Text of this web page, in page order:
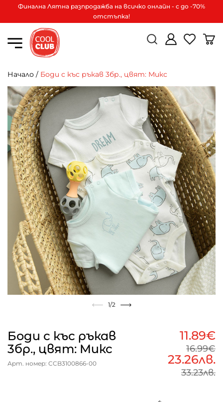
Финална Лятна разпродажба на всичко онлайн - с до -70%
отстъпка!
Начало / Боди с къс ръкав 3бр., цвят: Микс
1/2
Боди с къс ръкав
3бр., цвят: Микс
Арт. номер: CCB3100866-00
11.89€
16.99€
23.26лв.
33.23лв.